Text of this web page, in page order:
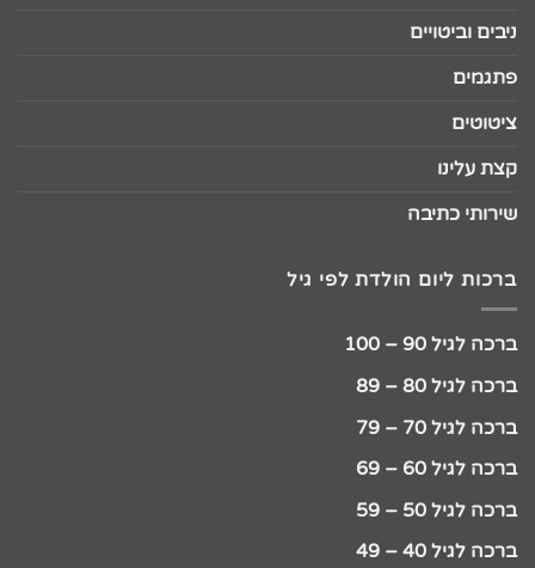
ניבים וביטויים
פתגמים
ציטוטים
קצת עלינו
שירותי כתיבה
ברכות ליום הולדת לפי גיל
ברכה לגיל 90 – 100
ברכה לגיל 80 – 89
ברכה לגיל 70 – 79
ברכה לגיל 60 – 69
ברכה לגיל 50 – 59
ברכה לגיל 40 – 49